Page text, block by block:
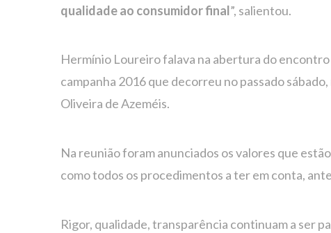
qualidade ao consumidor final”, salientou.
Hermínio Loureiro falava na abertura do
campanha 2016 que decorreu no passado
Oliveira de Azeméis.
Na reunião foram anunciados os valores que
como todos os procedimentos a ter em conta,
Rigor, qualidade, transparência continuam a ser